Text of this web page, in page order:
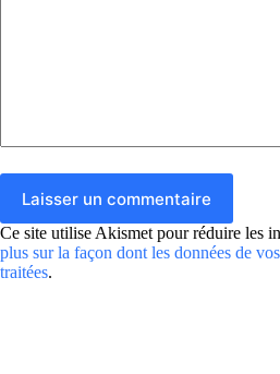
Laisser un commentaire
Ce site utilise Akismet pour réduire les
plus sur la façon dont les données de
traitées.